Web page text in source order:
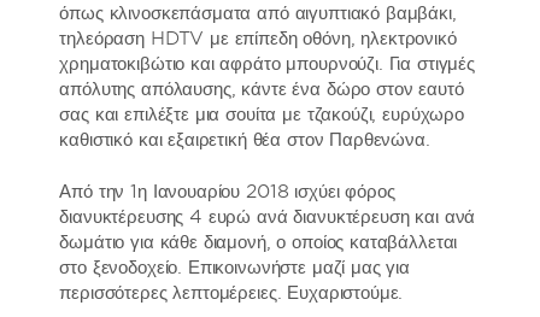
όπως κλινοσκεπάσματα από αιγυπτιακό βαμβάκι,
τηλεόραση HDTV με επίπεδη οθόνη, ηλεκτρονικό
χρηματοκιβώτιο και αφράτο μπουρνούζι. Για στιγμές
απόλυτης απόλαυσης, κάντε ένα δώρο στον εαυτό
σας και επιλέξτε μια σουίτα με τζακούζι, ευρύχωρο
καθιστικό και εξαιρετική θέα στον Παρθενώνα.
Από την 1η Ιανουαρίου 2018 ισχύει φόρος
διανυκτέρευσης 4 ευρώ ανά διανυκτέρευση και ανά
δωμάτιο για κάθε διαμονή, ο οποίος καταβάλλεται
στο ξενοδοχείο. Επικοινωνήστε μαζί μας για
περισσότερες λεπτομέρειες. Ευχαριστούμε.